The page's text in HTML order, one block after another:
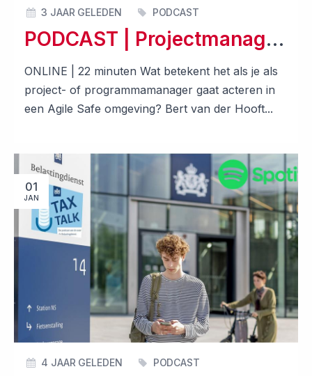
PODCAST | Projectmanagement in een Agile Safe omgeving
3 JAAR GELEDEN PODCAST
ONLINE | 22 minuten Wat betekent het als je als
project- of programmamanager gaat acteren in
een Agile Safe omgeving? Bert van der Hooft...
01
JAN
4 JAAR GELEDEN PODCAST